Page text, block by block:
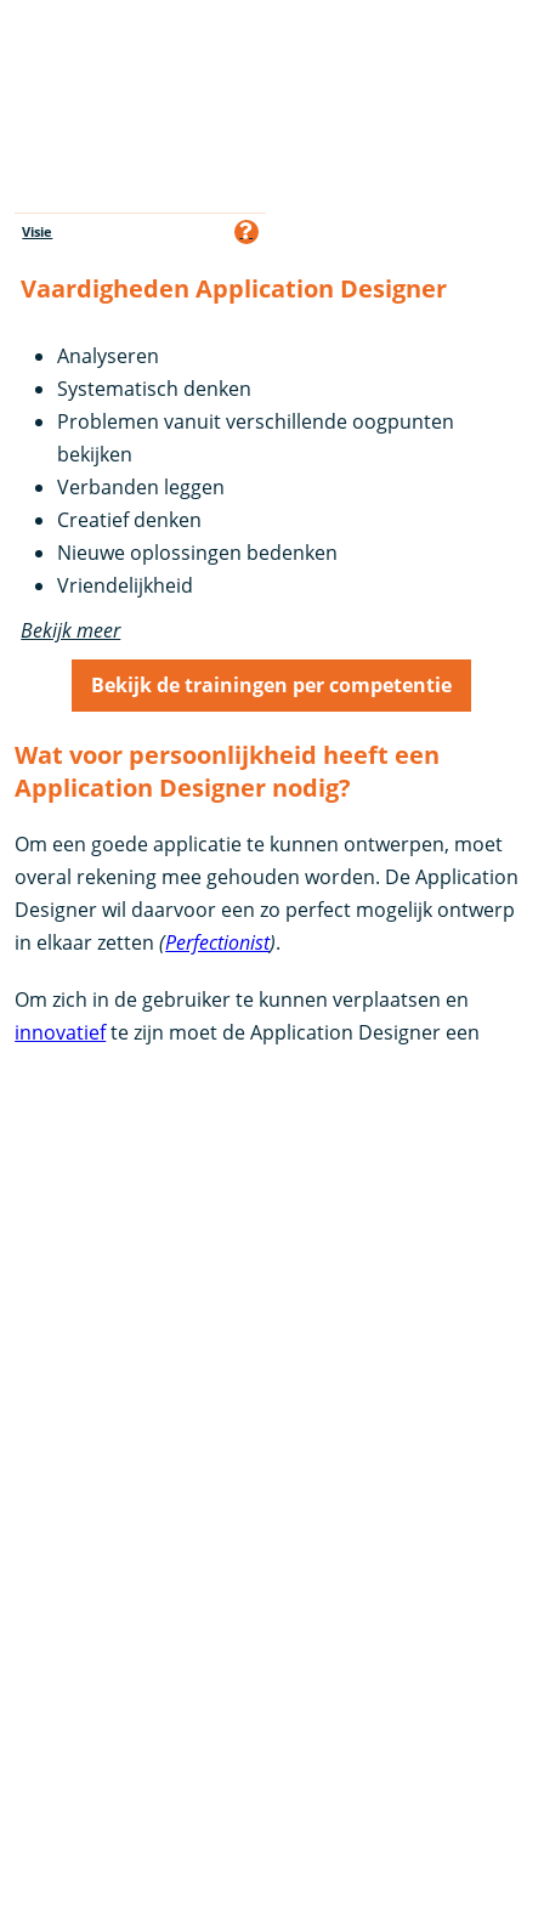
Visie
Vaardigheden Application Designer
Analyseren
Systematisch denken
Problemen vanuit verschillende oogpunten
bekijken
Verbanden leggen
Creatief denken
Nieuwe oplossingen bedenken
Vriendelijkheid
Bekijk meer
Bekijk de trainingen per competentie
Wat voor persoonlijkheid heeft een
Application Designer nodig?
Om een goede applicatie te kunnen ontwerpen, moet
overal rekening mee gehouden worden. De Application
Designer wil daarvoor een zo perfect mogelijk ontwerp
in elkaar zetten(Perfectionist).
Om zich in de gebruiker te kunnen verplaatsen en
innovatiefte zijn moet de Application Designer een